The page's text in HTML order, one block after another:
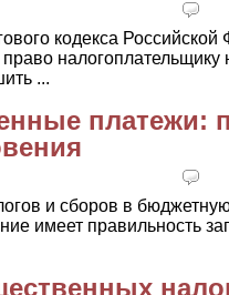
кодекса
право
...
платежи:
и сборов в
имеет правильность